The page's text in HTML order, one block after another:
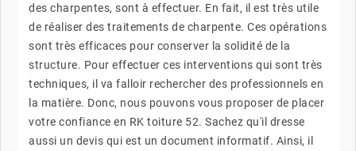
des charpentes, sont à effectuer. En fait, il est très utile
de réaliser des traitements de charpente. Ces opérations
sont très efficaces pour conserver la solidité de la
structure. Pour effectuer ces interventions qui sont très
techniques, il va falloir rechercher des professionnels en
la matière. Donc, nous pouvons vous proposer de placer
votre confiance en RK toiture 52. Sachez qu'il dresse
aussi un devis qui est un document informatif. Ainsi, il